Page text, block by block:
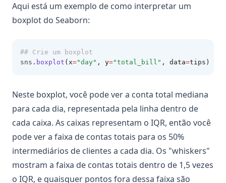
Aqui está um exemplo de como interpretar um
boxplot do Seaborn:
## Crie um boxplot
sns . boxplot (x="day" , y="total_bill" , data=tips)
Neste boxplot, você pode ver a conta total mediana
para cada dia, representada pela linha dentro de
cada caixa. As caixas representam o IQR, então você
pode ver a faixa de contas totais para os 50%
intermediários de clientes a cada dia. Os "whiskers"
mostram a faixa de contas totais dentro de 1,5 vezes
o IQR, e quaisquer pontos fora dessa faixa são